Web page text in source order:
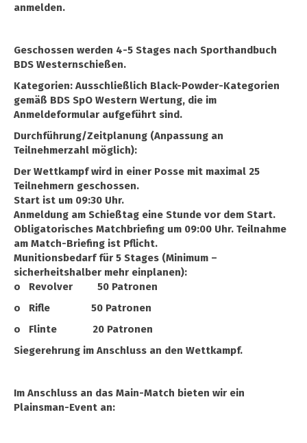
anmelden.
Geschossen werden 4-5 Stages nach Sporthandbuch
BDS Westernschießen.
Kategorien: Ausschließlich Black-Powder-Kategorien
gemäß BDS SpO Western Wertung, die im
Anmeldeformular aufgeführt sind.
Durchführung/Zeitplanung (Anpassung an
Teilnehmerzahl möglich):
Der Wettkampf wird in einer Posse mit maximal 25
Teilnehmern geschossen.
Start ist um 09:30 Uhr.
Anmeldung am Schießtag eine Stunde vor dem Start.
Obligatorisches Matchbriefing um 09:00 Uhr. Teilnahme
am Match-Briefing ist Pflicht.
Munitionsbedarf für 5 Stages (Minimum –
sicherheitshalber mehr einplanen):
o Revolver 50 Patronen
o Rifle 50 Patronen
o Flinte 20 Patronen
Siegerehrung im Anschluss an den Wettkampf.
Im Anschluss an das Main-Match bieten wir ein
Plainsman-Event an: